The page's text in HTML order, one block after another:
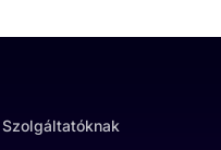
Szolgáltatóknak